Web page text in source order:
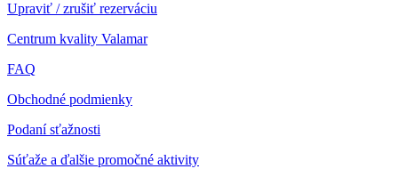
Upraviť / zrušiť rezerváciu
Centrum kvality Valamar
FAQ
Obchodné podmienky
Podaní sťažnosti
Súťaže a ďalšie promočné aktivity